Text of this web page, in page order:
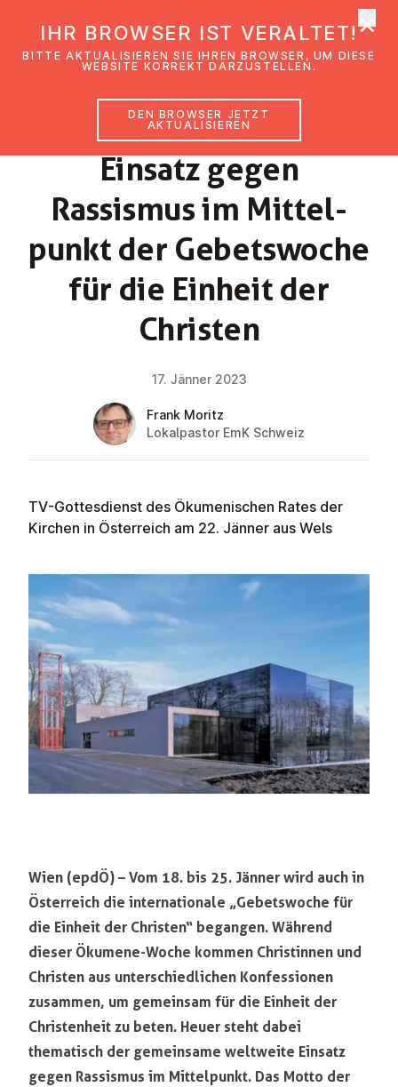
Einsatz gegen
Rassismus im Mit­tel­
punkt der Ge­bets­wo­che
für die Einheit der
Christen
NEWS
17. Jänner 2023
Frank Moritz
Lokalpastor EmK Schweiz
TV-Gottesdienst des Ökumenischen Rates der
Kirchen in Österreich am 22. Jänner aus Wels
Wien (epdÖ) – Vom 18. bis 25. Jänner wird auch in
Österreich die internationale „Gebetswoche für
die Einheit der Christen“ begangen. Während
dieser Ökumene-Woche kommen Christinnen und
Christen aus unterschiedlichen Konfessionen
zusammen, um gemeinsam für die Einheit der
Christenheit zu beten. Heuer steht dabei
thematisch der gemeinsame weltweite Einsatz
gegen Rassismus im Mittelpunkt. Das Motto der
IHR BROWSER IST VERALTET!
BITTE AKTUALISIEREN SIE IHREN BROWSER, UM DIESE
WEBSITE KORREKT DARZUSTELLEN.
DEN BROWSER JETZT
AKTUALISIEREN
×